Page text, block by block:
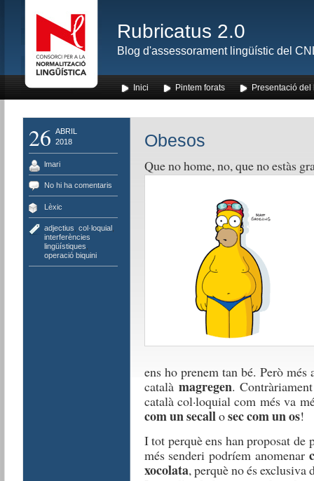
Rubricatus 2.0
Blog d'assessorament lingüístic del
Inici Pintem forats Presentació del
26 ABRIL
2018
lmari
No hi ha comentaris
Lèxic
adjectius col·loquial,
interferències
lingüístiques
operació biquini
Obesos
Que no home, no, que no estàs
ens ho prenem tan bé. Però més
català magregen.
català col·loquial com més va
com un secallosec com un os!
I tot perquè ens han proposat
més senderi podríem anomenar
xocolata, perquè no és exclusiva